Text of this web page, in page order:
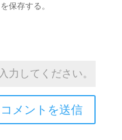
保存する。